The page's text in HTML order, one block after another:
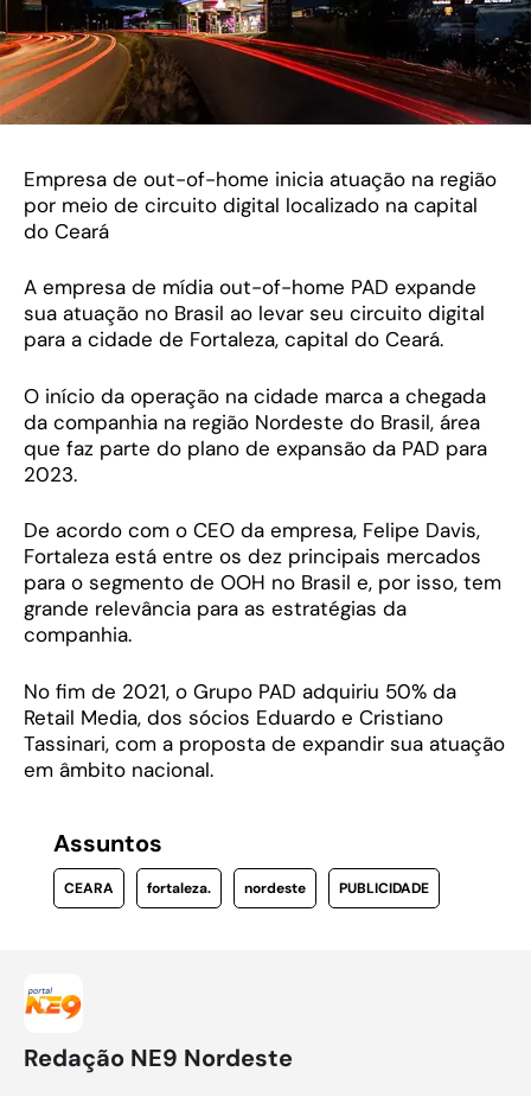
Empresa de out-of-home inicia atuação na região
por meio de circuito digital localizado na capital
do Ceará
A empresa de mídia out-of-home PAD expande
sua atuação no Brasil ao levar seu circuito digital
para a cidade de Fortaleza, capital do Ceará.
O início da operação na cidade marca a chegada
da companhia na região Nordeste do Brasil, área
que faz parte do plano de expansão da PAD para
2023.
De acordo com o CEO da empresa, Felipe Davis,
Fortaleza está entre os dez principais mercados
para o segmento de OOH no Brasil e, por isso, tem
grande relevância para as estratégias da
companhia.
No fim de 2021, o Grupo PAD adquiriu 50% da
Retail Media, dos sócios Eduardo e Cristiano
Tassinari, com a proposta de expandir sua atuação
em âmbito nacional.
Assuntos
CEARA fortaleza. nordeste PUBLICIDADE
Redação NE9 Nordeste